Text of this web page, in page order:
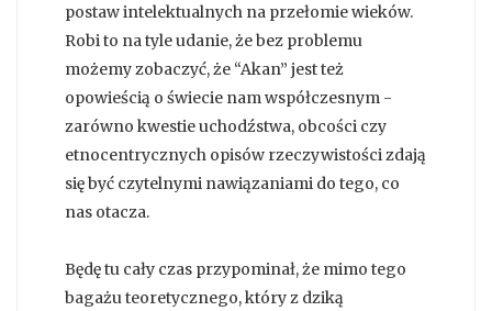
postaw intelektualnych na przełomie wieków.
Robi to na tyle udanie, że bez problemu
możemy zobaczyć, że “Akan” jest też
opowieścią o świecie nam współczesnym -
zarówno kwestie uchodźstwa, obcości czy
etnocentrycznych opisów rzeczywistości zdają
się być czytelnymi nawiązaniami do tego, co
nas otacza.
Będę tu cały czas przypominał, że mimo tego
bagażu teoretycznego, który z dziką